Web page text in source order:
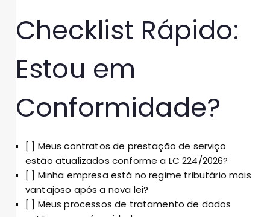
Checklist Rápido:
Estou em
Conformidade?
[ ] Meus contratos de prestação de serviço
estão atualizados conforme a LC 224/2026?
[ ] Minha empresa está no regime tributário mais
vantajoso após a nova lei?
[ ] Meus processos de tratamento de dados